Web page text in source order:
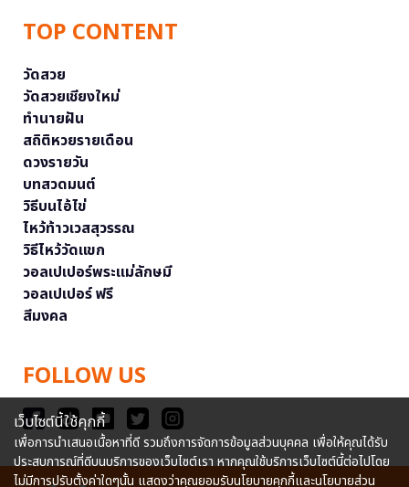
TOP CONTENT
วัดสวย
วัดสวยเชียงใหม่
ทำนายฝัน
สถิติหวยรายเดือน
ดวงรายวัน
บทสวดมนต์
วิธีบนไอ้ไข่
ไหว้ท้าวเวสสุวรรณ
วิธีไหว้วัดแขก
วอลเปเปอร์พระแม่ลักษมี
วอลเปเปอร์ ฟรี
สีมงคล
FOLLOW US
เว็บไซต์นี้ใช้คุกกี้
เพื่อการนำเสนอเนื้อหาที่ดี รวมถึงการจัดการข้อมูลส่วนบุคคล เพื่อให้คุณได้รับ
ประสบการณ์ที่ดีบนบริการของเว็บไซต์เรา หากคุณใช้บริการเว็บไซต์นี้ต่อไปโดย
ไม่มีการปรับตั้งค่าใดๆนั้น แสดงว่าคุณยอมรับนโยบายคุกกี้และนโยบายส่วน